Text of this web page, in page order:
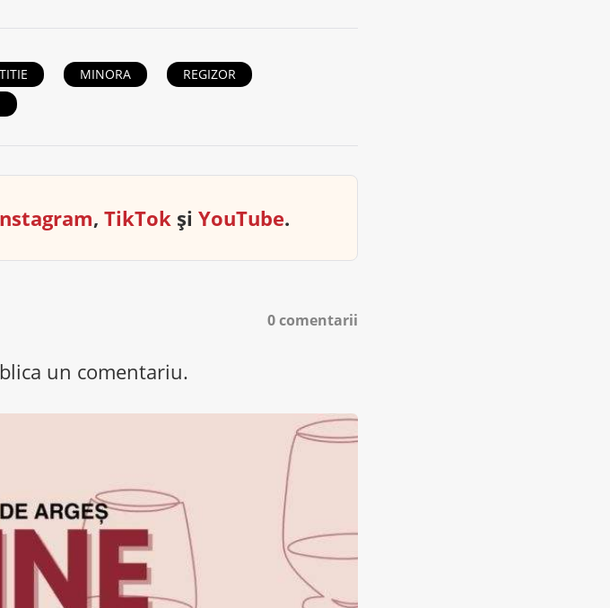
MINORA
REGIZOR
,TikTok șiYouTube.
0 comentarii
un comentariu.